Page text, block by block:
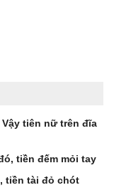
tiên nữ trên đĩa
tiền đếm mỏi tay
tiền tài đỏ chót